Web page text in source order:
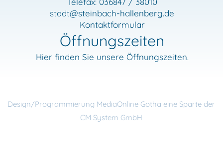
stadt@steinbach-hallenberg.de
Kontaktformular
Öffnungszeiten
Hier finden Sie unsere Öffnungszeiten.
Design/Programmierung MediaOnline Gotha eine Sparte der
CM System GmbH